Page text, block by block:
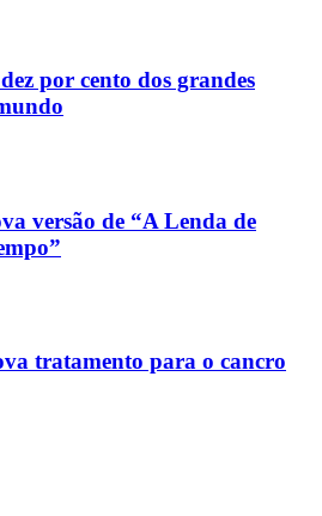
por cento dos grandes
versão de “A Lenda de
tratamento para o cancro